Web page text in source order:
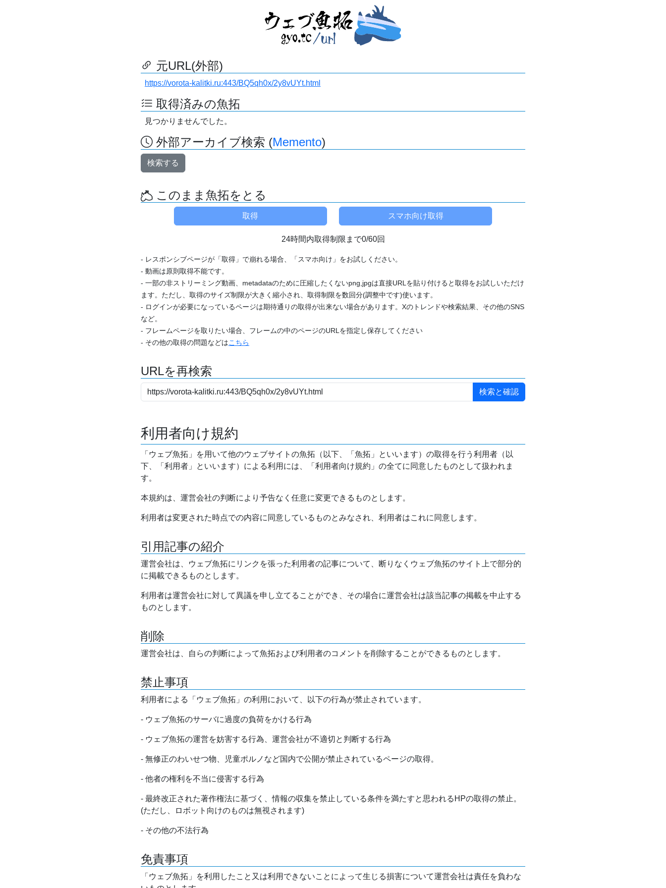
元URL(外部)
https://vorota-kalitki.ru:443/BQ5qh0x/2y8vUYt.html
取得済みの魚拓
見つかりませんでした。
外部アーカイブ検索 (Memento)
検索する
このまま魚拓をとる
24時間内取得制限まで0/60回
- レスポンシブページが「取得」で崩れる場合、「スマホ向け」をお試しください。
- 動画は原則取得不能です。
- 一部の非ストリーミング動画、metadataのために圧縮したくないpng,jpgは直接URLを貼り付けると取得をお試しいただけ
ます。ただし、取得のサイズ制限が大きく縮小され、取得制限を数回分(調整中です)使います。
- ログインが必要になっているページは期待通りの取得が出来ない場合があります。Xのトレンドや検索結果、その他のSNS
など。
- フレームページを取りたい場合、フレームの中のページのURLを指定し保存してください
- その他の取得の問題などはこちら
URLを再検索
利用者向け規約
「ウェブ魚拓」を用いて他のウェブサイトの魚拓（以下、「魚拓」といいます）の取得を行う利用者（以
下、「利用者」といいます）による利用には、「利用者向け規約」の全てに同意したものとして扱われま
す。
本規約は、運営会社の判断により予告なく任意に変更できるものとします。
利用者は変更された時点での内容に同意しているものとみなされ、利用者はこれに同意します。
引用記事の紹介
運営会社は、ウェブ魚拓にリンクを張った利用者の記事について、断りなくウェブ魚拓のサイト上で部分的
に掲載できるものとします。
利用者は運営会社に対して異議を申し立てることができ、その場合に運営会社は該当記事の掲載を中止する
ものとします。
削除
運営会社は、自らの判断によって魚拓および利用者のコメントを削除することができるものとします。
禁止事項
利用者による「ウェブ魚拓」の利用において、以下の行為が禁止されています。
- ウェブ魚拓のサーバに過度の負荷をかける行為
- ウェブ魚拓の運営を妨害する行為、運営会社が不適切と判断する行為
- 無修正のわいせつ物、児童ポルノなど国内で公開が禁止されているページの取得。
- 他者の権利を不当に侵害する行為
- 最終改正された著作権法に基づく、情報の収集を禁止している条件を満たすと思われるHPの取得の禁止。
(ただし、ロボット向けのものは無視されます)
- その他の不法行為
免責事項
「ウェブ魚拓」を利用したこと又は利用できないことによって生じる損害について運営会社は責任を負わな